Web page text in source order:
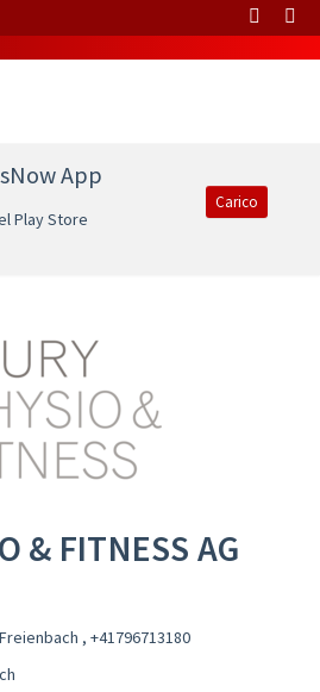
App
Play Store
Carico
& FITNESS AG
, +41796713180